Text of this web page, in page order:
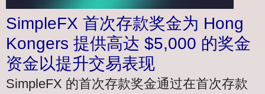
SimpleFX 首次存款奖金为 Hong
Kongers 提供高达 $5,000 的奖金
资金以提升交易表现
SimpleFX 的首次存款奖金通过在首次存款